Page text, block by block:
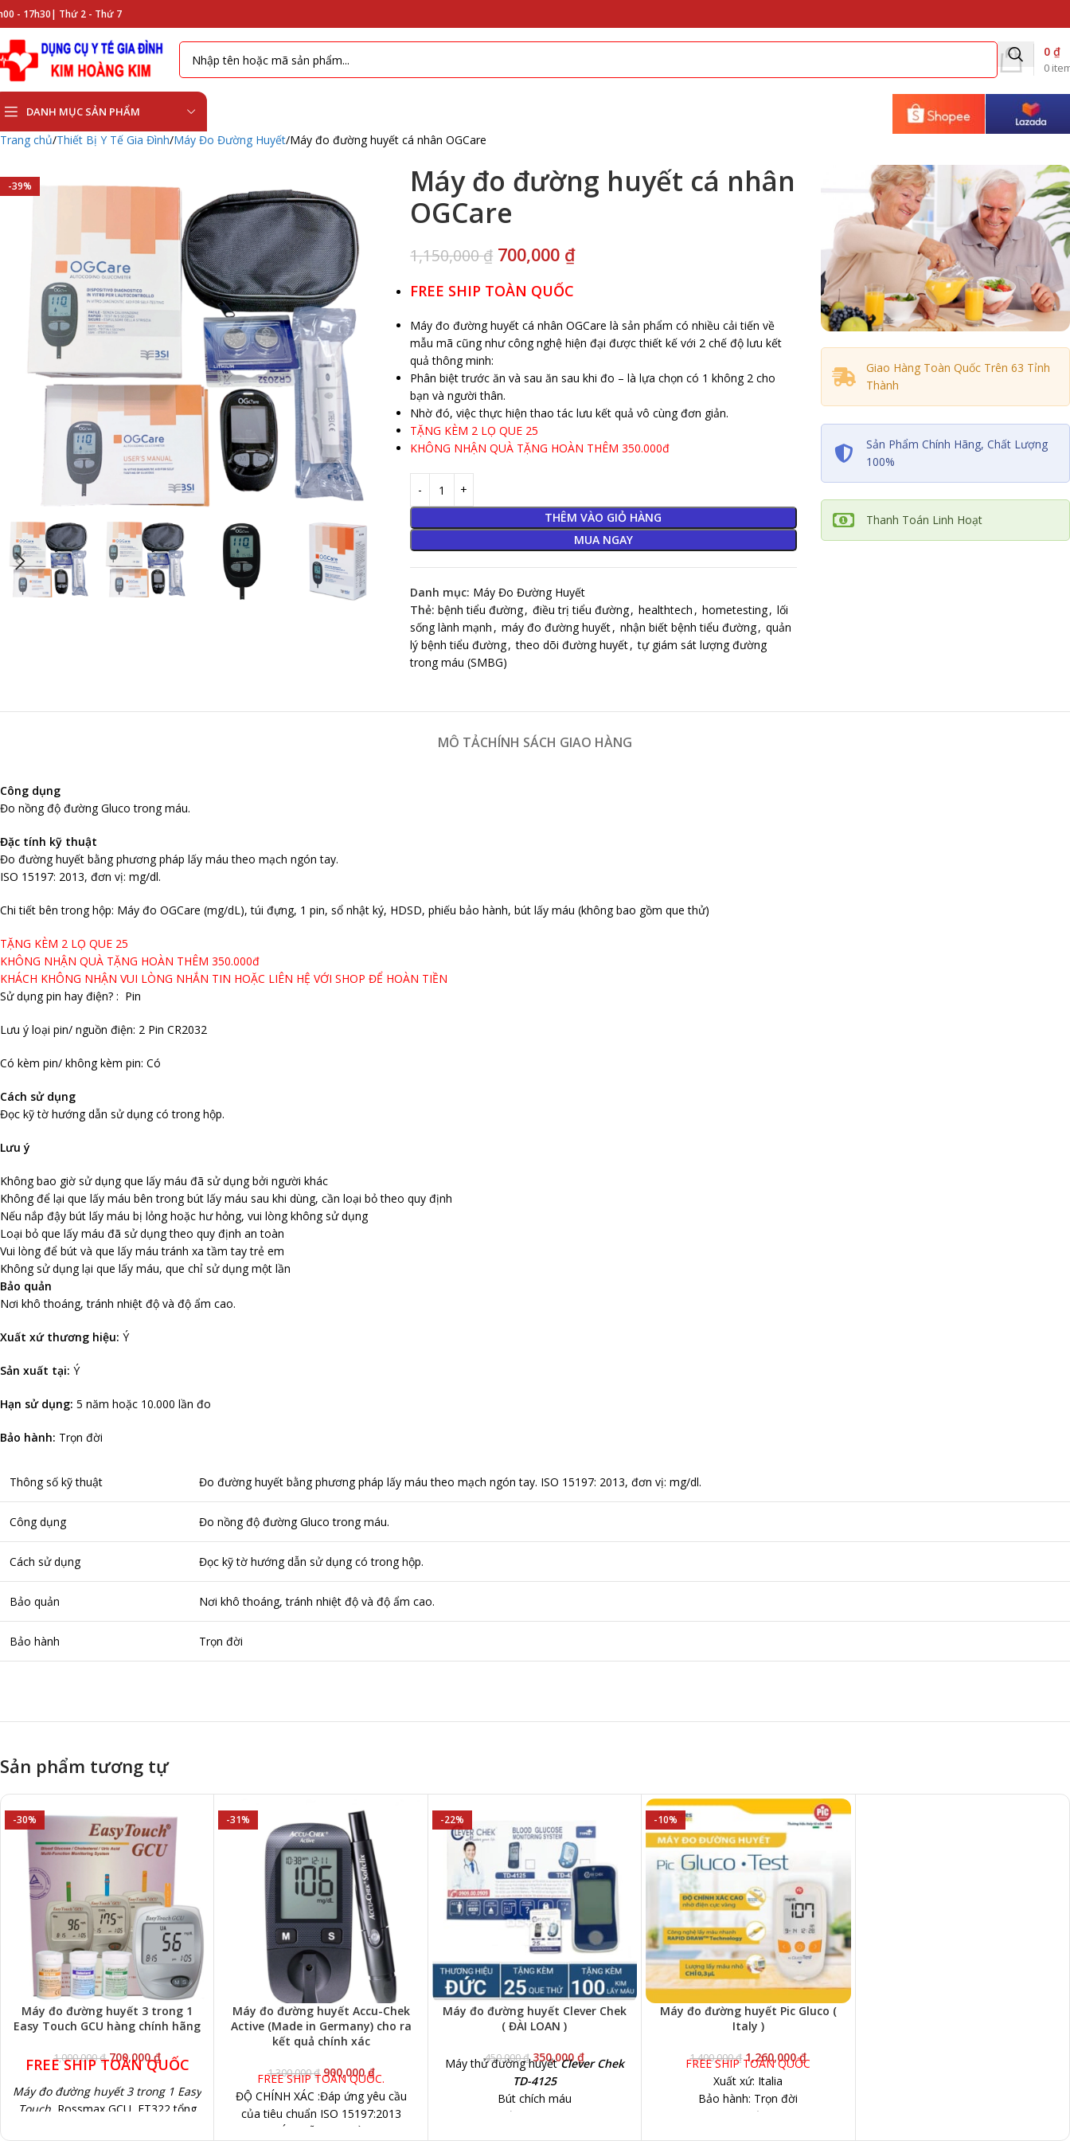
- 17h30| Thứ 2 - Thứ 7
0
0 ₫
DANH MỤC SẢN PHẨM
Trang chủ Thiết Bị Y Tế Gia Đình Máy Đo Đường Huyết Máy đo đường huyết cá nhân OGCare
-39%
Máy đo đường huyết cá nhân
OGCare
1,150,000₫ 700,000 ₫
FREE SHIP TOÀN QUỐC
Máy đo đường huyết cá nhân OGCare là sản phẩm có nhiều cải tiến về
mẫu mã cũng như công nghệ hiện đại được thiết kế với 2 chế độ lưu kết
quả thông minh:
Phân biệt trước ăn và sau ăn sau khi đo – là lựa chọn có 1 không 2 cho
bạn và người thân.
Nhờ đó, việc thực hiện thao tác lưu kết quả vô cùng đơn giản.
TẶNG KÈM 2 LỌ QUE 25
KHÔNG NHẬN QUÀ TẶNG HOÀN THÊM 350.000đ
THÊM VÀO GIỎ HÀNG
MUA NGAY
Danh mục: Máy Đo Đường Huyết
Thẻ: bệnh tiểu đường, điều trị tiểu đường, healthtech , hometesting, lối
sống lành mạnh , máy đo đường huyết, nhận biết bệnh tiểu đường, quản
lý bệnh tiểu đường, theo dõi đường huyết, tự giám sát lượng đường
trong máu (SMBG)
SẢN PHẨM CHÍNH HÃNG
Giao Hàng Toàn Quốc Trên 63 Tỉnh
Thành
Sản Phẩm Chính Hãng, Chất Lượng
100%
Thanh Toán Linh Hoạt
MÔ TẢCHÍNH SÁCH GIAO HÀNG
Công dụng
Đo nồng độ đường Gluco trong máu.
Đặc tính kỹ thuật
Đo đường huyết bằng phương pháp lấy máu theo mạch ngón tay.
ISO 15197: 2013, đơn vị: mg/dl.
Chi tiết bên trong hộp: Máy đo OGCare (mg/dL), túi đựng, 1 pin, sổ nhật ký, HDSD, phiếu bảo hành, bút lấy máu (không bao gồm que thử)
TẶNG KÈM 2 LỌ QUE 25
KHÔNG NHẬN QUÀ TẶNG HOÀN THÊM 350.000đ
KHÁCH KHÔNG NHẬN VUI LÒNG NHẮN TIN HOẶC LIÊN HỆ VỚI SHOP ĐỂ HOÀN TIỀN
Sử dụng pin hay điện? : Pin
Lưu ý loại pin/ nguồn điện: 2 Pin CR2032
Có kèm pin/ không kèm pin: Có
Cách sử dụng
Đọc kỹ tờ hướng dẫn sử dụng có trong hộp.
Lưu ý
Không bao giờ sử dụng que lấy máu đã sử dụng bởi người khác
Không để lại que lấy máu bên trong bút lấy máu sau khi dùng, cần loại bỏ theo quy định
Nếu nắp đậy bút lấy máu bị lỏng hoặc hư hỏng, vui lòng không sử dụng
Loại bỏ que lấy máu đã sử dụng theo quy định an toàn
Vui lòng để bút và que lấy máu tránh xa tầm tay trẻ em
Không sử dụng lại que lấy máu, que chỉ sử dụng một lần
Bảo quản
Nơi khô thoáng, tránh nhiệt độ và độ ẩm cao.
Xuất xứ thương hiệu: Ý
Sản xuất tại: Ý
Hạn sử dụng: 5 năm hoặc 10.000 lần đo
Bảo hành: Trọn đời
Thông số kỹ thuật Đo đường huyết bằng phương pháp lấy máu theo mạch ngón tay. ISO 15197: 2013, đơn vị: mg/dl.
Công dụng Đo nồng độ đường Gluco trong máu.
Cách sử dụng Đọc kỹ tờ hướng dẫn sử dụng có trong hộp.
Bảo quản Nơi khô thoáng, tránh nhiệt độ và độ ẩm cao.
Bảo hành Trọn đời
Sản phẩm tương tự
-30%
Máy đo đường huyết 3 trong 1
Easy Touch GCU hàng chính hãng
1,000,000₫ 700,000₫
FREE SHIP TOÀN QUỐC
Máy đo đường huyết 3 trong 1 Easy
TouchRossmax GCU ET322 tổng
-31%
Máy đo đường huyết Accu-Chek
Active (Made in Germany) cho ra
kết quả chính xác
1,300,000₫ 900,000₫
FREE SHIP TOÀN QUỐC.
ĐỘ CHÍNH XÁC :Đáp ứng yêu cầu
của tiêu chuẩn ISO 15197:2013
THAO TÁC: Dễ dàng để đo, bạn
-22%
Máy đo đường huyết Clever Chek
( ĐÀI LOAN )
450,000₫ 350,000 ₫
Máy thử đường huyếtClever Chek
TD-4125
Bút chích máu
10 kim lấy máu (theo máy)
-10%
Máy đo đường huyết Pic Gluco (
Italy )
1,400,000₫ 1,260,000₫
FREE SHIP TOÀN QUỐC
Xuất xứ: Italia
Bảo hành: Trọn đời
Máy đo đường huyết PIC Gluco Test